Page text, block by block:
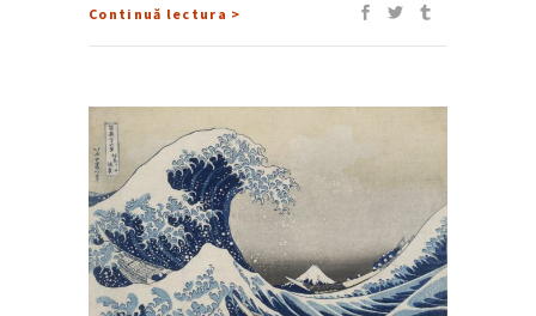
Continuă lectura >